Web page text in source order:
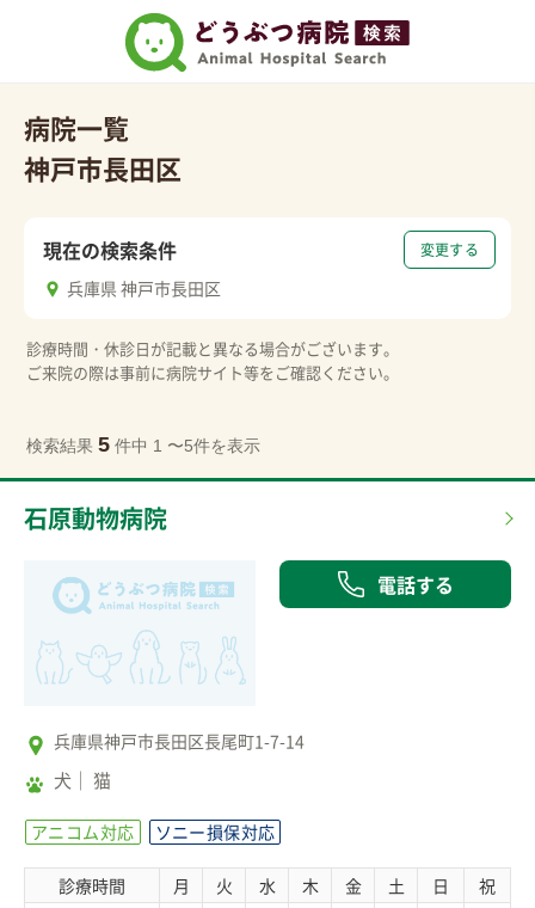
病院一覧
神戸市長田区
変更する
現在の検索条件
兵庫県 神戸市長田区
診療時間・休診日が記載と異なる場合がございます。
ご来院の際は事前に病院サイト等をご確認ください。
検索結果 5 件中 1 〜5件を表示
石原動物病院
電話する
兵庫県神戸市長田区長尾町1-7-14
犬 猫
アニコム対応 ソニー損保対応
診療時間 月 火 水 木 金 土 日 祝